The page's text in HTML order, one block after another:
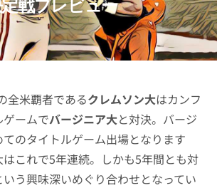
戦プレビュー
全米覇者であるクレムソン大はカンフ
ームでバージニア大と対決。バージ
のタイトルゲーム出場となります
これで5年連続。しかも5年間とも対
う興味深いめぐり合わせとなってい